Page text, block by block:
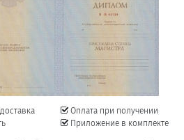
Оплата при получении
Приложение в комплекте